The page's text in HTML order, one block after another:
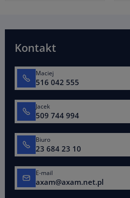
Kontakt
Maciej
516 042 555
Jacek
509 744 994
Biuro
23 684 23 10
E-mail
axam@axam.net.pl